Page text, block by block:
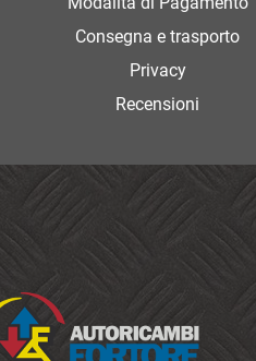
Consegna e trasporto
Privacy
Recensioni